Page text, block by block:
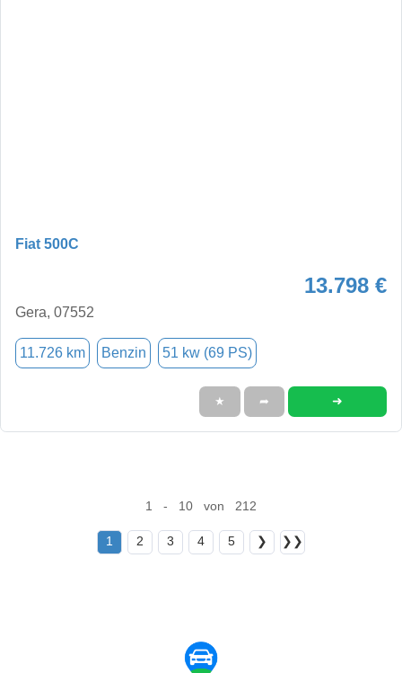
Fiat 500C
13.798 €
Gera, 07552
11.726 km Benzin 51 kw (69 PS)
★ ➦ ➜
1 - 10 von 212
1 2 3 4 5 ❯ ❯❯